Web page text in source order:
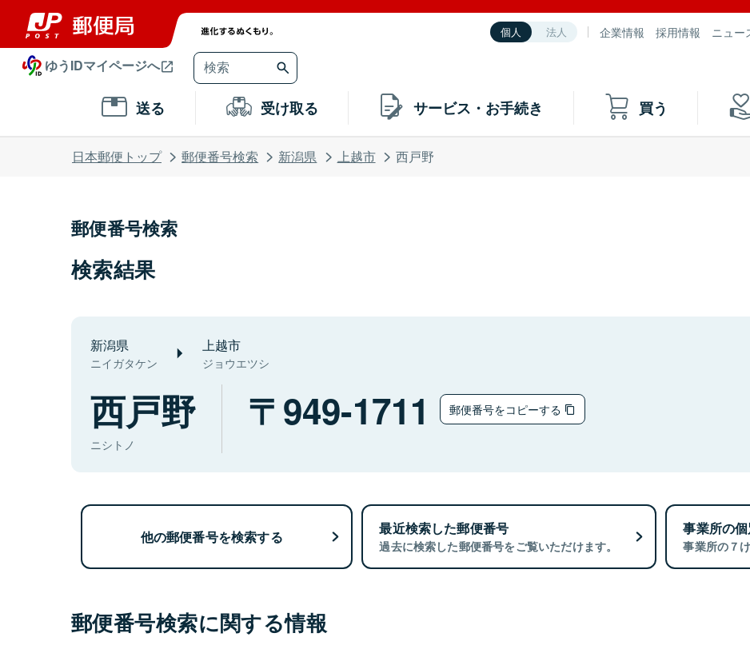
個人 法人 企業情報 採用情報 ニュー
ゆうIDマイページへ
送る 受け取る サービス・お手続き 買う
日本郵便トップ 郵便番号検索 新潟県 上越市 西戸野
郵便番号検索
検索結果
新潟県
ニイガタケン
上越市
ジョウエツシ
西戸野
ニシトノ
949-1711 郵便番号をコピーする
他の郵便番号を検索する 最近検索した郵便番号
過去に検索した郵便番号をご覧いただけます。
事業所の
事業所の７
郵便番号検索に関する情報